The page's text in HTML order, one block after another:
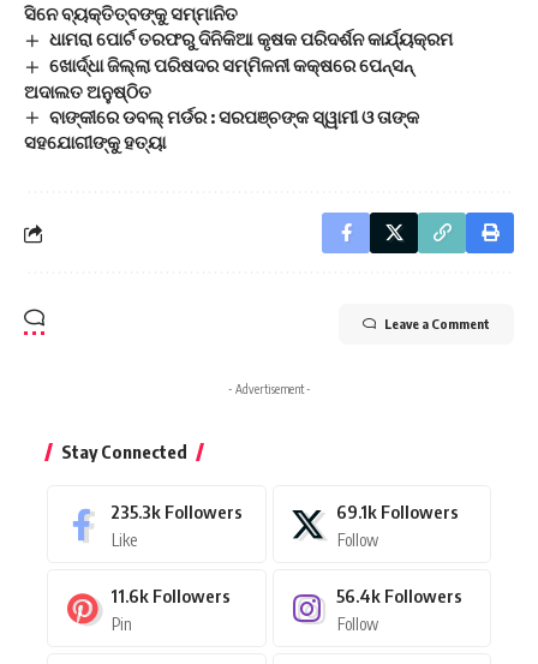
ସିନେ ବ୍ୟକ୍ତିତ୍ବଙ୍କୁ ସମ୍ମାନିତ
ଧାମରା ପୋର୍ଟ ତରଫରୁ ଦିନିକିଆ କୃଷକ ପରିଦର୍ଶନ କାର୍ଯ୍ୟକ୍ରମ
ଖୋର୍ଦ୍ଧା ଜିଲ୍ଲା ପରିଷଦର ସମ୍ମିଳନୀ କକ୍ଷରେ ପେନ୍‌ସନ୍‌
ଅଦାଲତ ଅନୁଷ୍ଠିତ
ବାଙ୍କୀରେ ଡବଲ୍‌ ମର୍ଡର : ସରପଞ୍ଚଙ୍କ ସ୍ୱାମୀ ଓ ତାଙ୍କ
ସହଯୋଗୀଙ୍କୁ ହତ୍ୟା
Leave a Comment
- Advertisement -
Stay Connected
235.3k Followers
Like
69.1k Followers
Follow
11.6k Followers
Pin
56.4k Followers
Follow